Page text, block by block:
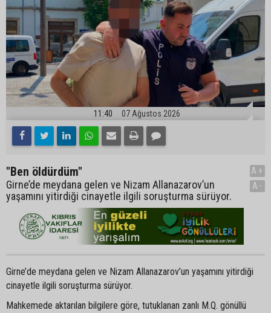
11:40 07 Ağustos 2026
"Ben öldürdüm"
Girne’de meydana gelen ve Nizam Allanazarov’un
yaşamını yitirdiği cinayetle ilgili soruşturma sürüyor.
A+
A-
Girne’de meydana gelen ve Nizam Allanazarov’un yaşamını yitirdiği
cinayetle ilgili soruşturma sürüyor.
Mahkemede aktarılan bilgilere göre, tutuklanan zanlı M.Q. gönüllü